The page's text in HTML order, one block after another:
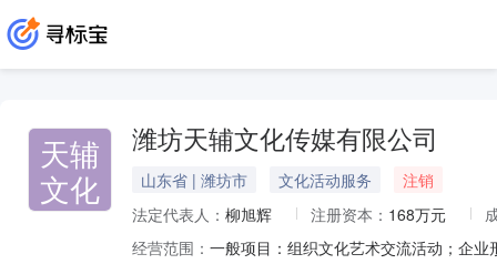
天辅
文化
潍坊天辅文化传媒有限公司
山东省 | 潍坊市 文化活动服务
注销
法定代表人： 柳旭辉 注册资本： 168万元
经营范围：